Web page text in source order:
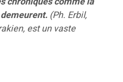
(Ph. Erbil,
est un vaste